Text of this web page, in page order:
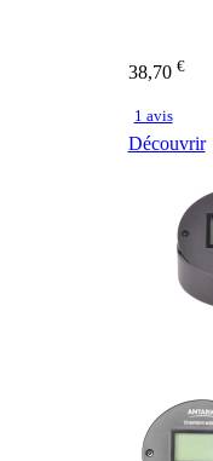
38,70 €
1 avis
Découvrir